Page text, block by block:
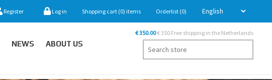
Register Log in Shopping cart (0) items Orderlist (0)
NEWS
ABOUT US
€ 350.00€ 350 Free shipping in the Netherlands